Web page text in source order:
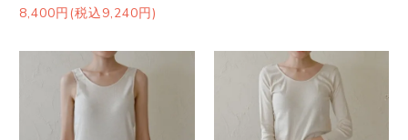
8,400円(税込9,240円)